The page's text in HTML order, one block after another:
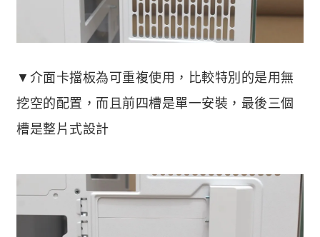
▼介面卡擋板為可重複使用，比較特別的是用無
挖空的配置，而且前四槽是單一安裝，最後三個
槽是整片式設計